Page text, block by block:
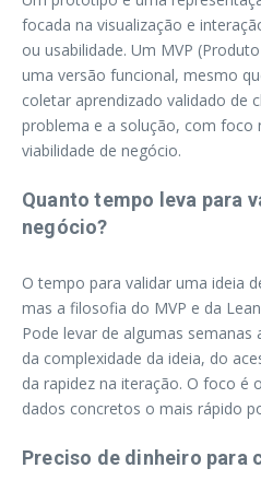
focada na visualização e
ou usabilidade. Um MVP
uma versão funcional, mesmo
coletar aprendizado validado de
problema e a solução, com foco
viabilidade de negócio.
Quanto tempo leva para
negócio?
O tempo para validar uma ideia
mas a filosofia do MVP e da
Pode levar de algumas semanas
da complexidade da ideia, do
da rapidez na iteração. O foco é
dados concretos o mais rápido
Preciso de dinheiro para